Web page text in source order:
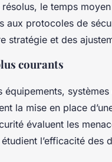
le temps
aux protocoles de
et des
courants
systèmes
la mise en place
évaluent les
l’efficacité des